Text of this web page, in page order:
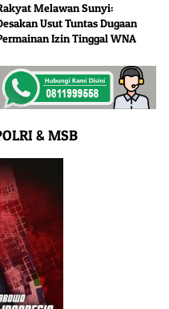
Melawan Sunyi:
Usut Tuntas Dugaan
Izin Tinggal WNA
& MSB